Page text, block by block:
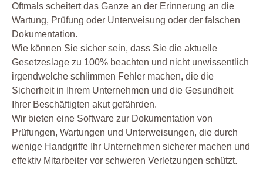
Oftmals scheitert das Ganze an der Erinnerung an die
Wartung, Prüfung oder Unterweisung oder der falschen
Dokumentation.
Wie können Sie sicher sein, dass Sie die aktuelle
Gesetzeslage zu 100% beachten und nicht unwissentlich
irgendwelche schlimmen Fehler machen, die die
Sicherheit in Ihrem Unternehmen und die Gesundheit
Ihrer Beschäftigten akut gefährden.
Wir bieten eine Software zur Dokumentation von
Prüfungen, Wartungen und Unterweisungen, die durch
wenige Handgriffe Ihr Unternehmen sicherer machen und
effektiv Mitarbeiter vor schweren Verletzungen schützt.